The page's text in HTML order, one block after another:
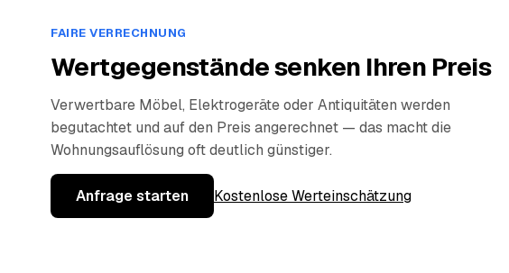
FAIRE VERRECHNUNG
Wertgegenstände senken Ihren Preis
Verwertbare Möbel, Elektrogeräte oder Antiquitäten werden
begutachtet und auf den Preis angerechnet — das macht die
Wohnungsauflösung oft deutlich günstiger.
Anfrage starten Kostenlose Werteinschätzung